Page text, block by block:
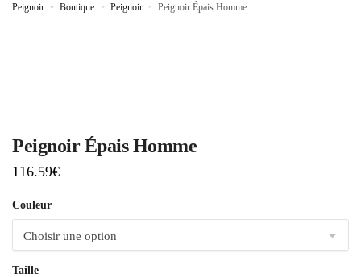
Peignoir » Boutique » Peignoir » Peignoir Épais Homme
Peignoir Épais Homme
116.59€
Couleur
Taille